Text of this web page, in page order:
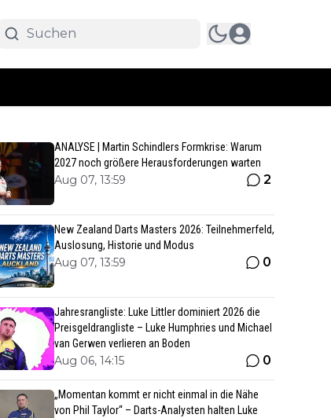
ANALYSE | Martin Schindlers Formkrise: Warum
2027 noch größere Herausforderungen warten
Aug 07, 13:59 2
New Zealand Darts Masters 2026: Teilnehmerfeld,
Auslosung, Historie und Modus
Aug 07, 13:59 0
Jahresrangliste: Luke Littler dominiert 2026 die
Preisgeldrangliste – Luke Humphries und Michael
van Gerwen verlieren an Boden
Aug 06, 14:15 0
„Momentan kommt er nicht einmal in die Nähe
von Phil Taylor“ – Darts-Analysten halten Luke